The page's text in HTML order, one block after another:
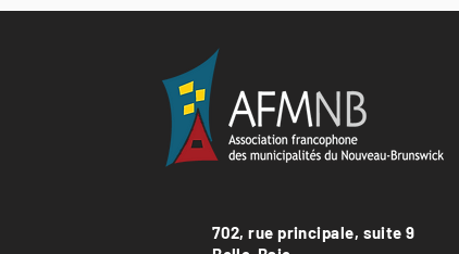
702, rue principale, suite 9